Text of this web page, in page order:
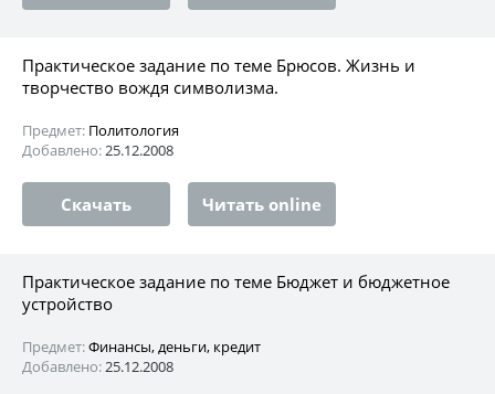
Практическое задание по теме Бpюсов. Жизнь и
твоpчество вождя символизма.
Предмет: Политология
Добавлено:25.12.2008
Скачать Читать online
Практическое задание по теме Бюджет и бюджетное
устройство
Предмет:Финансы, деньги, кредит
Добавлено:25.12.2008